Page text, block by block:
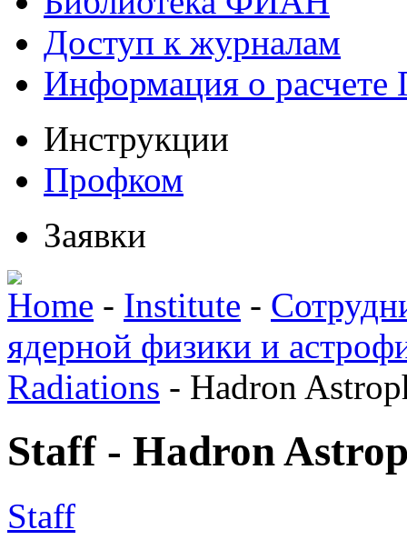
Доступ к журналам
Информация о
Инструкции
Профком
Заявки
Home - Institute -
ядерной физики и
Radiations - Hadron
Staff - Hadron
Staff